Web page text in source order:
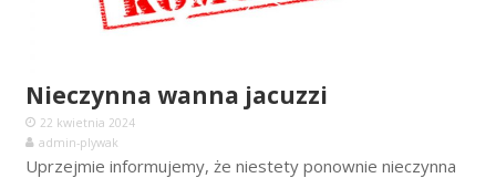
Nieczynna wanna jacuzzi
22 kwietnia 2024
admin-plywak
Uprzejmie informujemy, że niestety ponownie nieczynna